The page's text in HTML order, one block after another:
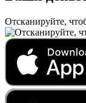
Отсканируйте,